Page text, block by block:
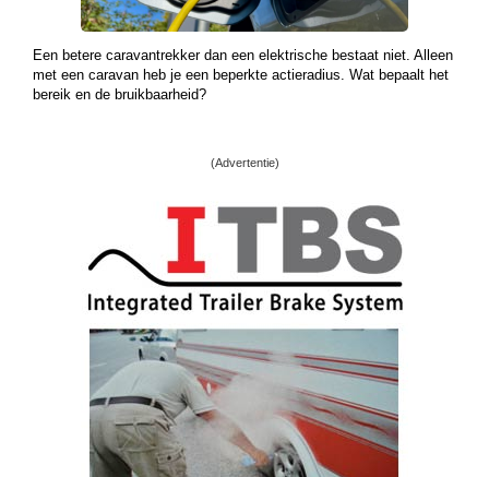
Een betere caravantrekker dan een elektrische bestaat niet. Alleen
met een caravan heb je een beperkte actieradius. Wat bepaalt het
bereik en de bruikbaarheid?
(Advertentie)